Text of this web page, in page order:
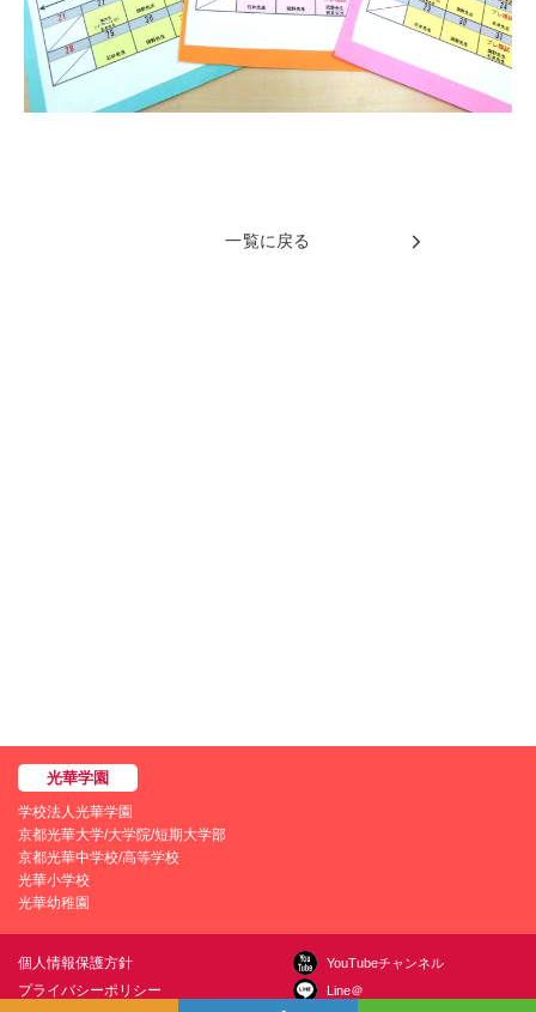
一覧に戻る
学校法人光華学園
京都光華大学/大学院/短期大学部
京都光華中学校/高等学校
光華小学校
光華幼稚園
個人情報保護方針
プライバシーポリシー
YouTubeチャンネル
Line＠